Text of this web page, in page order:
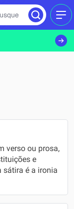
verso ou prosa,
e
sátira é a ironia